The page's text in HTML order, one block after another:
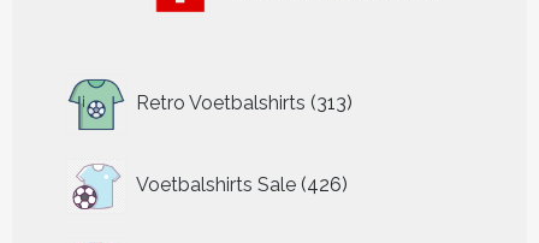
Retro Voetbalshirts 313
producten
Voetbalshirts Sale 426
426